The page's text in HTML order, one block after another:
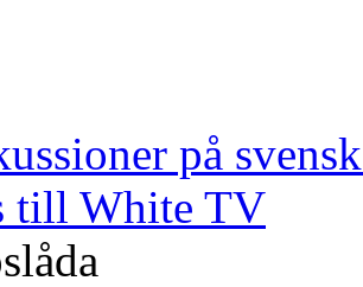
på
till White TV